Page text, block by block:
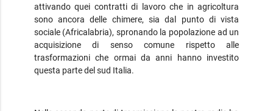
attivando quei contratti di lavoro che in agricoltura
sono ancora delle chimere, sia dal punto di vista
sociale (Africalabria), spronando la popolazione ad un
acquisizione di senso comune rispetto alle
trasformazioni che ormai da anni hanno investito
questa parte del sud Italia.